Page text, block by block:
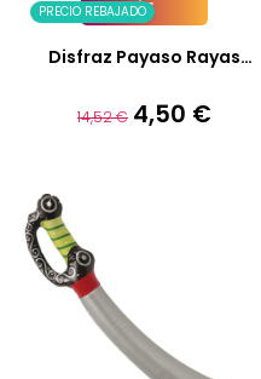
PRECIO REBAJADO
Añadir A La Cesta
Disfraz Payaso Rayas
Precio
14,52 € Precio
4,50 €